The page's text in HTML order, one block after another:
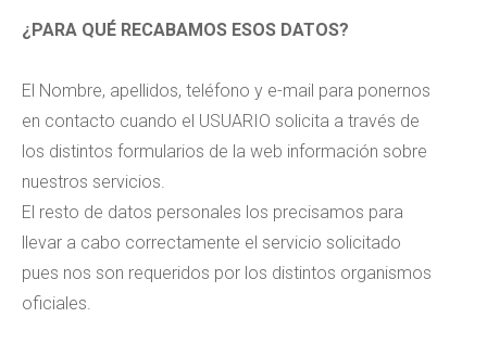
¿PARA QUÉ RECABAMOS ESOS DATOS?
El Nombre, apellidos, teléfono y e-mail para ponernos
en contacto cuando el USUARIO solicita a través de
los distintos formularios de la web información sobre
nuestros servicios.
El resto de datos personales los precisamos para
llevar a cabo correctamente el servicio solicitado
pues nos son requeridos por los distintos organismos
oficiales.